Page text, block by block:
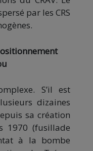
par les CRS
S’il est
dizaines
sa création
1970 (fusillade
à la bombe